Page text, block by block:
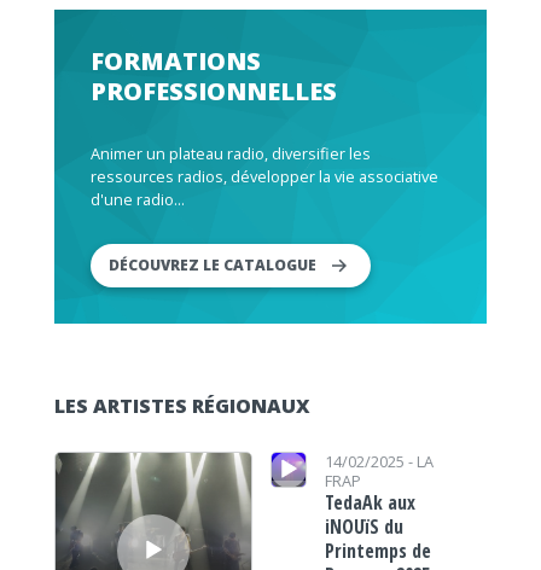
FORMATIONS
PROFESSIONNELLES
Animer un plateau radio, diversifier les
ressources radios, développer la vie associative
d'une radio...
DÉCOUVREZ LE CATALOGUE
LES ARTISTES RÉGIONAUX
Lecteur audio
Lecteur audio 14/02/2025 - LA
FRAP
TedaAk aux
iNOUïS du
Printemps de